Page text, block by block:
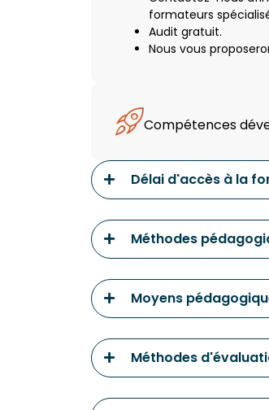
formateurs
Audit gratuit.
Nous vous
Compétences
Délai d'accès à la
Méthodes
Moyens
Méthodes